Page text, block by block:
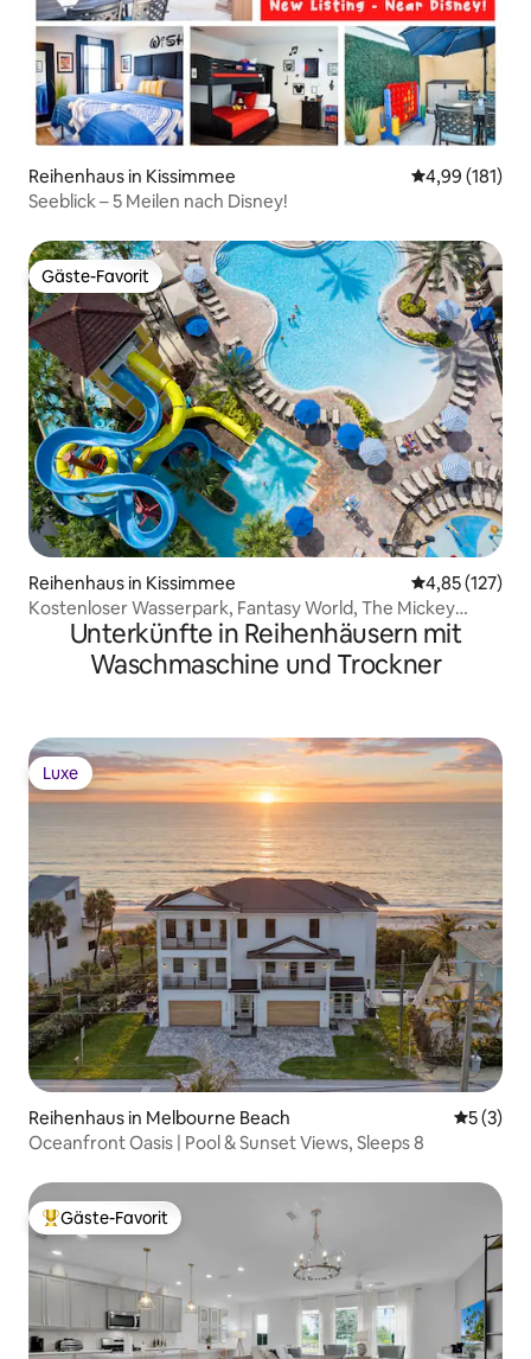
Reihenhaus in Kissimmee
4,99 (181)
Seeblick – 5 Meilen nach Disney!
Gäste-Favorit
Gäste-Favorit
Reihenhaus in Kissimmee
4,85 (127)
Kostenloser Wasserpark, Fantasy World, The Mickey
HouseUnterkünfte in Reihenhäusern mit
Waschmaschine und Trockner
Luxe
Luxe
Reihenhaus in Melbourne Beach
5 (3)
Oceanfront Oasis | Pool & Sunset Views, Sleeps 8
Beliebter Gäste-Favorit.
Gäste-Favorit